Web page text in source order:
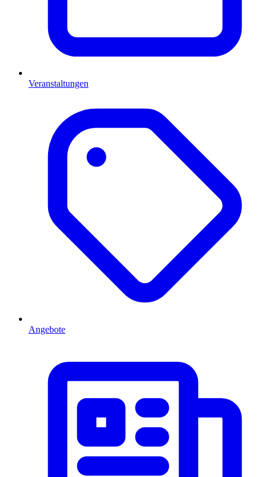
Veranstaltungen
Angebote